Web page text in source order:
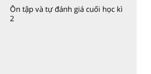
Ôn tập và tự đánh giá cuối học kì
2